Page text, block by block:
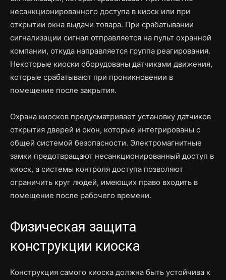
несанкционированного доступа в киоск или при
открытии окна выдачи товара. При срабатывании
сигнализации сигнал отправляется на пульт охранной
компании, откуда направляется группа реагирования.
Некоторые киоски оборудованы датчиками движения,
которые срабатывают при проникновении в
помещение после закрытия.
Охрана киосков предусматривает установку датчиков
открытия дверей и окон, которые интегрированы с
общей системой безопасности. Электромагнитные
замки предотвращают несанкционированный доступ в
киоск, а системы контроля доступа позволяют
ограничить круг людей, имеющих право входить в
помещение после рабочего времени.
Физическая защита
конструкции киоска
Конструкция самого киоска должна быть устойчива к